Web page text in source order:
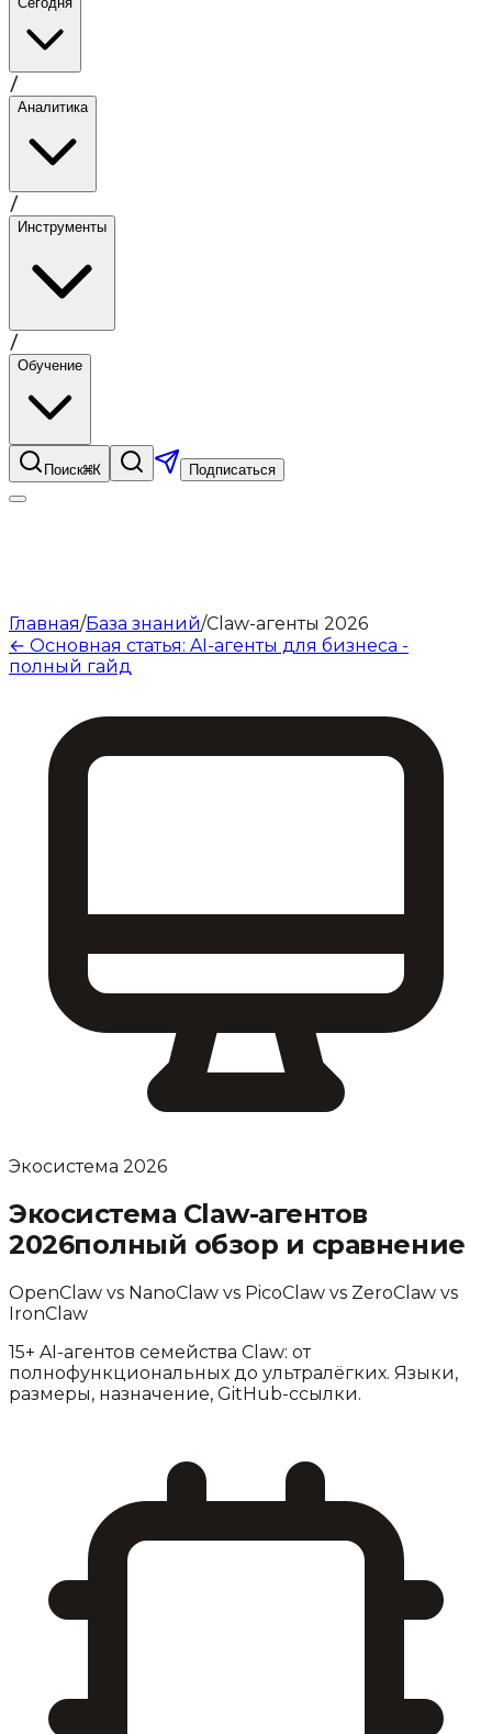
/
Аналитика
/
Инструменты
/
Обучение
Поиск⌘K Подписаться
Главная/База знаний/Claw-агенты 2026
← Основная статья: AI-агенты для бизнеса -
полный гайд
Экосистема 2026
Экосистема Claw-агентов
2026полный обзор и сравнение
OpenClaw vs NanoClaw vs PicoClaw vs ZeroClaw vs
IronClaw
15+ AI-агентов семейства Claw: от
полнофункциональных до ультралёгких. Языки,
размеры, назначение, GitHub-ссылки.